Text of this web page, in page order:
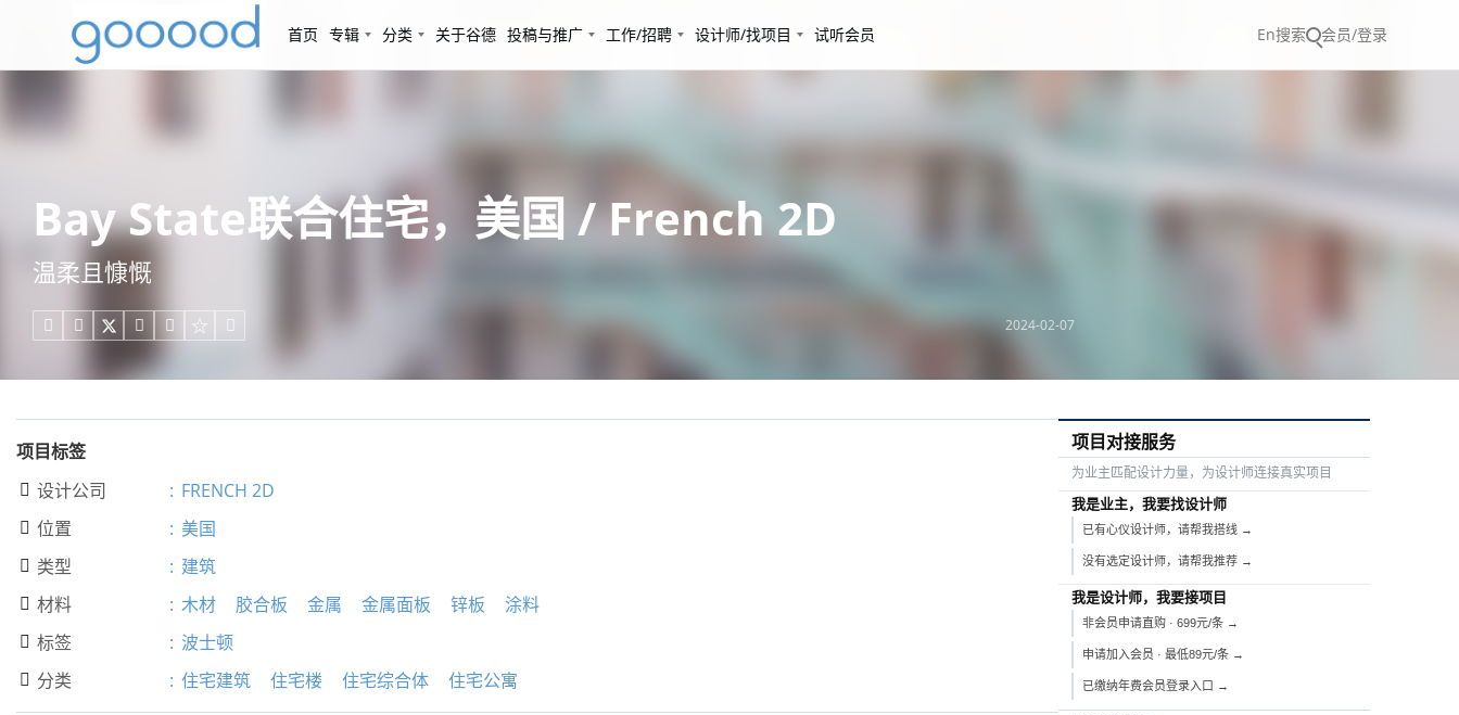
首页 专辑 分类 关于谷德 投稿与推广 工作/招聘 设计师/找项目 试听会员 En搜索 会员/登录
Bay State联合住宅，美国 / French 2D
温柔且慷慨
     2024-02-07
项目标签
 设计公司 : FRENCH 2D
 位置 : 美国
 类型 : 建筑
 材料 : 木材 胶合板 金属 金属面板 锌板 涂料
 标签 : 波士顿
 分类 : 住宅建筑 住宅楼 住宅综合体 住宅公寓
项目对接服务
为业主匹配设计力量，为设计师连接真实项目
我是业主，我要找设计师
已有心仪设计师，请帮我搭线 →
没有选定设计师，请帮我推荐 →
我是设计师，我要接项目
非会员申请直购 · 699元/条 →
申请加入会员 · 最低89元/条 →
已缴纳年费会员登录入口 →